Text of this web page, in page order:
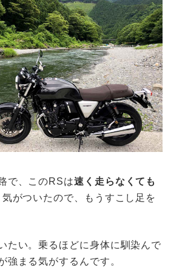
で、このRSは速く走らなくても
気がついたので、もうすこし足を
たい。乗るほどに身体に馴染んで
強まる気がするんです。